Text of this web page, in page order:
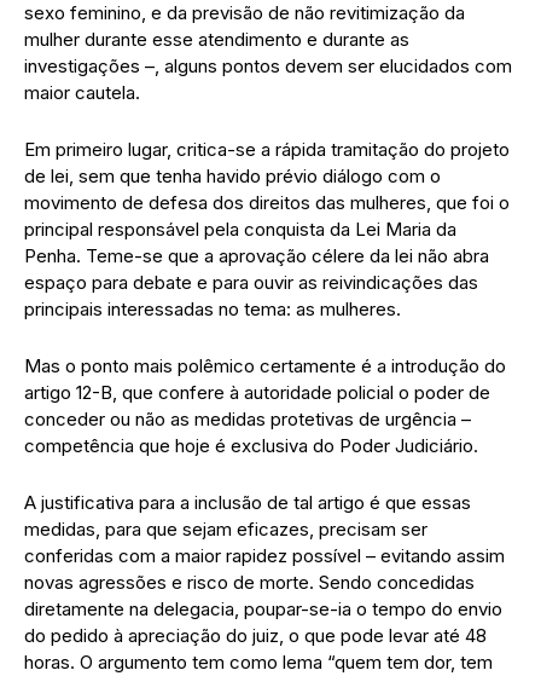
sexo feminino, e da previsão de não revitimização da
mulher durante esse atendimento e durante as
investigações –, alguns pontos devem ser elucidados com
maior cautela.
Em primeiro lugar, critica-se a rápida tramitação do projeto
de lei, sem que tenha havido prévio diálogo com o
movimento de defesa dos direitos das mulheres, que foi o
principal responsável pela conquista da Lei Maria da
Penha. Teme-se que a aprovação célere da lei não abra
espaço para debate e para ouvir as reivindicações das
principais interessadas no tema: as mulheres.
Mas o ponto mais polêmico certamente é a introdução do
artigo 12-B, que confere à autoridade policial o poder de
conceder ou não as medidas protetivas de urgência –
competência que hoje é exclusiva do Poder Judiciário.
A justificativa para a inclusão de tal artigo é que essas
medidas, para que sejam eficazes, precisam ser
conferidas com a maior rapidez possível – evitando assim
novas agressões e risco de morte. Sendo concedidas
diretamente na delegacia, poupar-se-ia o tempo do envio
do pedido à apreciação do juiz, o que pode levar até 48
horas. O argumento tem como lema “quem tem dor, tem